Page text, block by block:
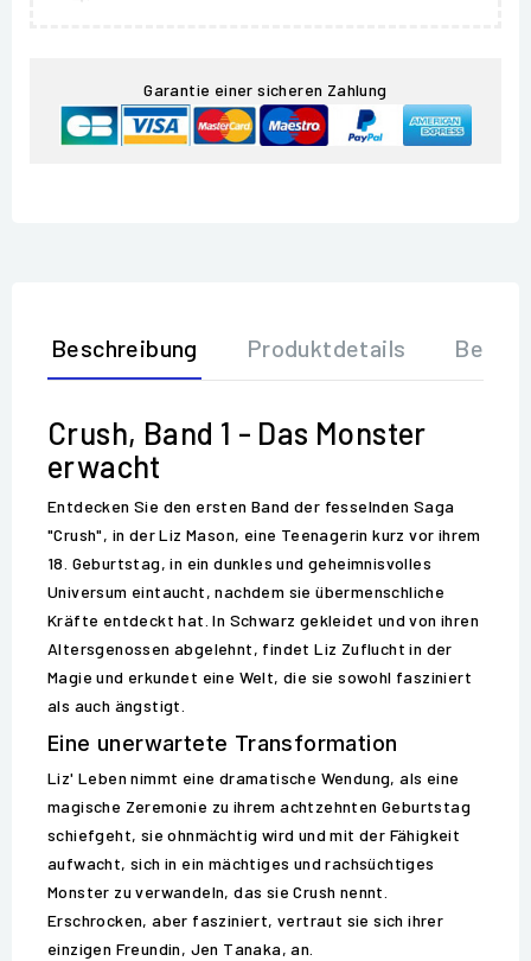
Garantie einer sicheren Zahlung
Beschreibung Produktdetails
Crush, Band 1 - Das Monster
erwacht
Entdecken Sie den ersten Band der fesselnden Saga
"Crush", in der Liz Mason, eine Teenagerin kurz vor ihrem
18. Geburtstag, in ein dunkles und geheimnisvolles
Universum eintaucht, nachdem sie übermenschliche
Kräfte entdeckt hat. In Schwarz gekleidet und von ihren
Altersgenossen abgelehnt, findet Liz Zuflucht in der
Magie und erkundet eine Welt, die sie sowohl fasziniert
als auch ängstigt.
Eine unerwartete Transformation
Liz' Leben nimmt eine dramatische Wendung, als eine
magische Zeremonie zu ihrem achtzehnten Geburtstag
schiefgeht, sie ohnmächtig wird und mit der Fähigkeit
aufwacht, sich in ein mächtiges und rachsüchtiges
Monster zu verwandeln, das sie Crush nennt.
Erschrocken, aber fasziniert, vertraut sie sich ihrer
einzigen Freundin, Jen Tanaka, an.